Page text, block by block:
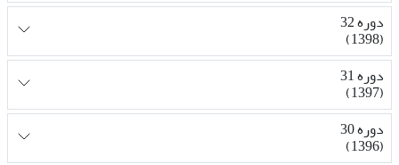
دوره 32
(1398)
دوره 31
(1397)
دوره 30
(1396)